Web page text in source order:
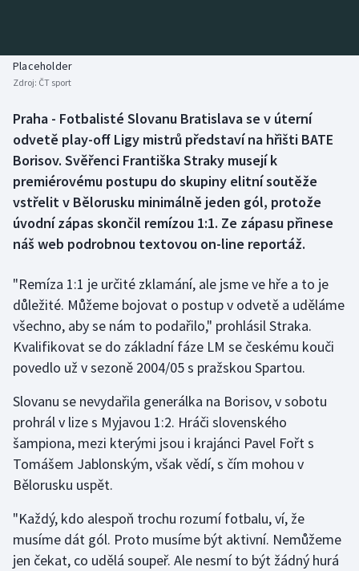
Biatlon
Boby a skeleton
Box
Curling
Dostihy
Florbal
Futsal
Golf
Gymnastika
Házená
Jezdectví
Judo
Krasobruslení
Aplikace ČT sport
AZ kvíz
Placeholder
Zdroj: ČT sport
Praha - Fotbalisté Slovanu Bratislava se v úterní
odvetě play-off Ligy mistrů představí na hřišti BATE
Borisov. Svěřenci Františka Straky musejí k
premiérovému postupu do skupiny elitní soutěže
vstřelit v Bělorusku minimálně jeden gól, protože
úvodní zápas skončil remízou 1:1. Ze zápasu přinese
náš web podrobnou textovou on-line reportáž.
"Remíza 1:1 je určité zklamání, ale jsme ve hře a to je
důležité. Můžeme bojovat o postup v odvetě a uděláme
všechno, aby se nám to podařilo," prohlásil Straka.
Kvalifikovat se do základní fáze LM se českému kouči
povedlo už v sezoně 2004/05 s pražskou Spartou.
Slovanu se nevydařila generálka na Borisov, v sobotu
prohrál v lize s Myjavou 1:2. Hráči slovenského
šampiona, mezi kterými jsou i krajánci Pavel Fořt s
Tomášem Jablonským, však vědí, s čím mohou v
Bělorusku uspět.
"Každý, kdo alespoň trochu rozumí fotbalu, ví, že
musíme dát gól. Proto musíme být aktivní. Nemůžeme
jen čekat, co udělá soupeř. Ale nesmí to být žádný hurá